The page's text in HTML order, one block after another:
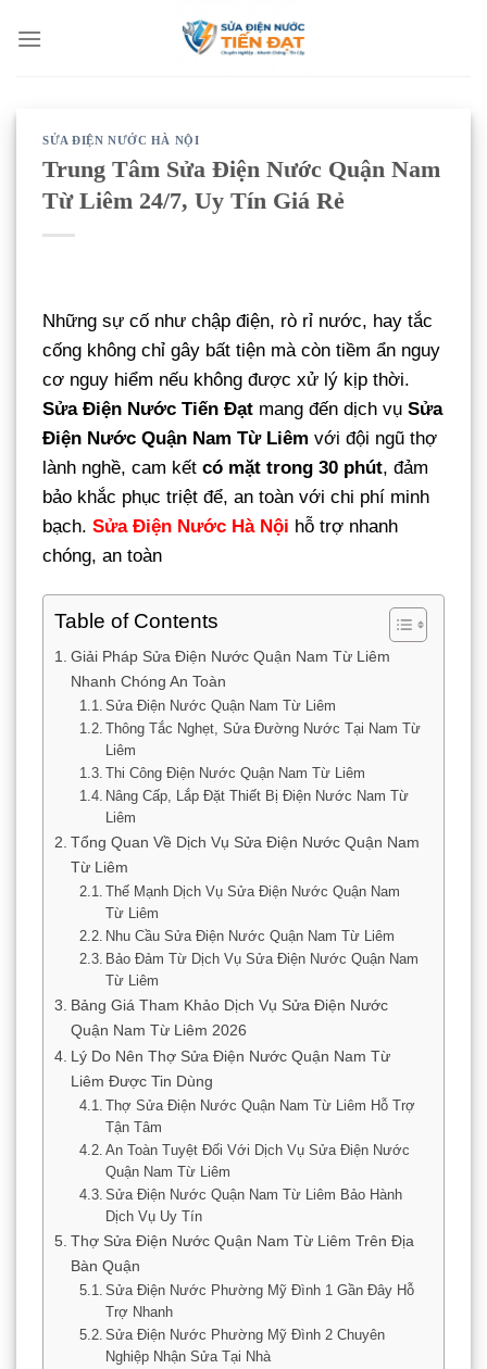
qua
SỬA ĐIỆN NƯỚC HÀ NỘI
Trung Tâm Sửa Điện Nước Quận Nam
Từ Liêm 24/7, Uy Tín Giá Rẻ
Những sự cố như chập điện, rò rỉ nước, hay tắc
cống không chỉ gây bất tiện mà còn tiềm ẩn nguy
cơ nguy hiểm nếu không được xử lý kịp thời.
Sửa Điện Nước Tiến Đạt mang đến dịch vụ Sửa
Điện Nước Quận Nam Từ Liêm với đội ngũ thợ
lành nghề, cam kết có mặt trong 30 phút, đảm
bảo khắc phục triệt để, an toàn với chi phí minh
bạch. Sửa Điện Nước Hà Nội hỗ trợ nhanh
chóng, an toàn
Table of Contents
Giải Pháp Sửa Điện Nước Quận Nam Từ Liêm
Nhanh Chóng An Toàn
Sửa Điện Nước Quận Nam Từ Liêm
Thông Tắc Nghẹt, Sửa Đường Nước Tại Nam Từ
Liêm
Thi Công Điện Nước Quận Nam Từ Liêm
Nâng Cấp, Lắp Đặt Thiết Bị Điện Nước Nam Từ
Liêm
Tổng Quan Về Dịch Vụ Sửa Điện Nước Quận Nam
Từ Liêm
Thế Mạnh Dịch Vụ Sửa Điện Nước Quận Nam
Từ Liêm
Nhu Cầu Sửa Điện Nước Quận Nam Từ Liêm
Bảo Đảm Từ Dịch Vụ Sửa Điện Nước Quận Nam
Từ Liêm
Bảng Giá Tham Khảo Dịch Vụ Sửa Điện Nước
Quận Nam Từ Liêm 2026
Lý Do Nên Thợ Sửa Điện Nước Quận Nam Từ
Liêm Được Tin Dùng
Thợ Sửa Điện Nước Quận Nam Từ Liêm Hỗ Trợ
Tận Tâm
An Toàn Tuyệt Đối Với Dịch Vụ Sửa Điện Nước
Quận Nam Từ Liêm
Sửa Điện Nước Quận Nam Từ Liêm Bảo Hành
Dịch Vụ Uy Tín
Thợ Sửa Điện Nước Quận Nam Từ Liêm Trên Địa
Bàn Quận
Sửa Điện Nước Phường Mỹ Đình 1 Gần Đây Hỗ
Trợ Nhanh
Sửa Điện Nước Phường Mỹ Đình 2 Chuyên
Nghiệp Nhận Sửa Tại Nhà